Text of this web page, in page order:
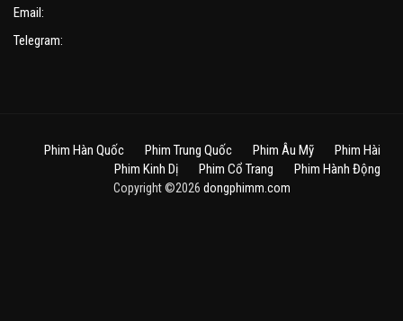
Email:
Telegram:
Phim Hàn Quốc Phim Trung Quốc Phim Âu Mỹ
Phim Hài
Phim Kinh Dị
Phim Cổ Trang Phim Hành Động
Copyright ©2026 dongphimm.com